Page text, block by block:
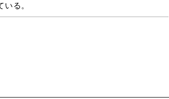
いる。